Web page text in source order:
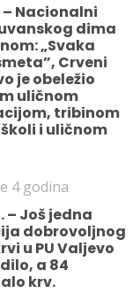
– Nacionalni
dima
„Svaka
Crveni
je obeležio
uličnom
tribinom
i uličnom
4 godina
– Još jedna
dobrovoljnog
u PU Valjevo
a 84
krv.